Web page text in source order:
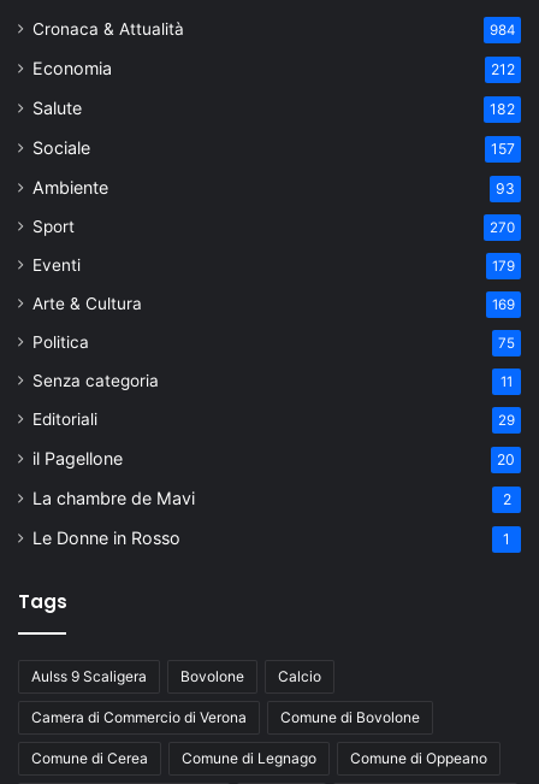
Cronaca & Attualità 984
Economia 212
Salute 182
Sociale 157
Ambiente 93
Sport 270
Eventi 179
Arte & Cultura 169
Politica 75
Senza categoria 11
Editoriali 29
il Pagellone 20
La chambre de Mavi 2
Le Donne in Rosso 1
Tags
Aulss 9 Scaligera Bovolone Calcio
Camera di Commercio di Verona Comune di Bovolone
Comune di Cerea Comune di Legnago Comune di Oppeano